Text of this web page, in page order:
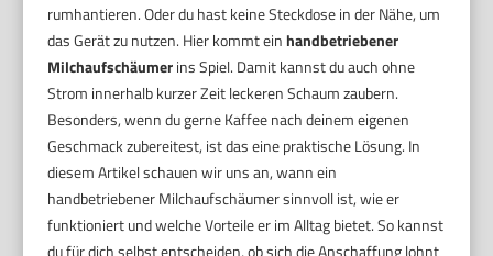
rumhantieren. Oder du hast keine Steckdose in der Nähe, um
das Gerät zu nutzen. Hier kommt einhandbetriebener
Milchaufschäumerins Spiel. Damit kannst du auch ohne
Strom innerhalb kurzer Zeit leckeren Schaum zaubern.
Besonders, wenn du gerne Kaffee nach deinem eigenen
Geschmack zubereitest, ist das eine praktische Lösung. In
diesem Artikel schauen wir uns an, wann ein
handbetriebener Milchaufschäumer sinnvoll ist, wie er
funktioniert und welche Vorteile er im Alltag bietet. So kannst
du für dich selbst entscheiden, ob sich die Anschaffung lohnt